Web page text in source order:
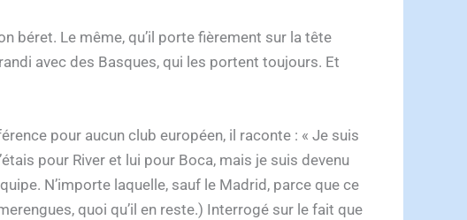
béret. Le même, qu’il porte fièrement sur la tête
avec des Basques, qui les portent toujours. Et
pour aucun club européen, il raconte : « Je suis
pour River et lui pour Boca, mais je suis devenu
N’importe laquelle, sauf le Madrid, parce que ce
quoi qu’il en reste.) Interrogé sur le fait que